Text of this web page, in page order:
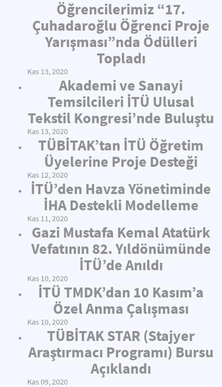
Öğrencilerimiz “17.
Çuhadaroğlu Öğrenci Proje
Yarışması”nda Ödülleri
Topladı
Kas 13, 2020
Akademi ve Sanayi
Temsilcileri İTÜ Ulusal
Tekstil Kongresi’nde Buluştu
Kas 13, 2020
TÜBİTAK’tan İTÜ Öğretim
Üyelerine Proje Desteği
Kas 12, 2020
İTÜ’den Havza Yönetiminde
İHA Destekli Modelleme
Kas 11, 2020
Gazi Mustafa Kemal Atatürk
Vefatının 82. Yıldönümünde
İTÜ’de Anıldı
Kas 10, 2020
İTÜ TMDK’dan 10 Kasım’a
Özel Anma Çalışması
Kas 10, 2020
TÜBİTAK STAR (Stajyer
Araştırmacı Programı) Bursu
Açıklandı
Kas 09, 2020